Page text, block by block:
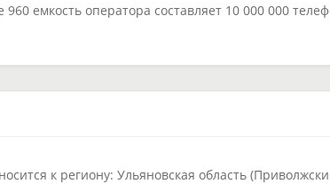
960 емкость оператора составляет 10 000 000
к региону: Ульяновская область